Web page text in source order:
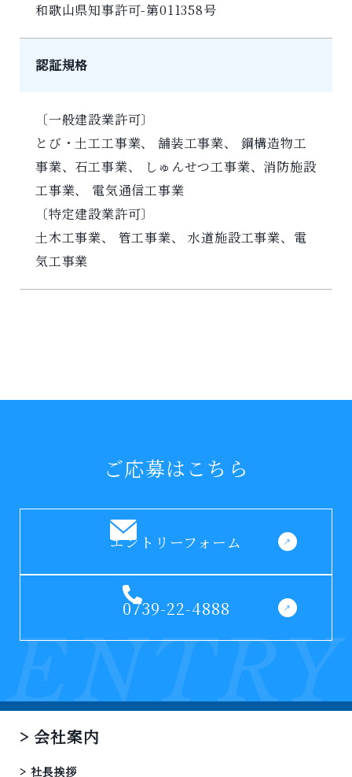
和歌山県知事許可-第011358号
認証規格
〔一般建設業許可〕
とび・土工工事業、 舗装工事業、 鋼構造物工
事業、石工事業、 しゅんせつ工事業、消防施設
工事業、 電気通信工事業
〔特定建設業許可〕
土木工事業、 管工事業、 水道施設工事業、電
気工事業
ご応募はこちら
エントリーフォーム
0739-22-4888
会社案内
社長挨拶